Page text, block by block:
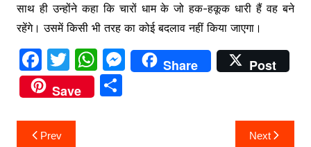
साथ ही उन्होंने कहा कि चारों धाम के जो हक-हकूक धारी हैं वह बने
रहेंगे। उसमें किसी भी तरह का कोई बदलाव नहीं किया जाएगा।
F
a
c
e
T
w
itt
er
W
h
at
M
e
Share
Post
Save
S
PostPrev Next